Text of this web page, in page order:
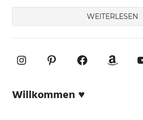
WEITERLESEN
InstagramPinterestFacebook
Willkommen ♥